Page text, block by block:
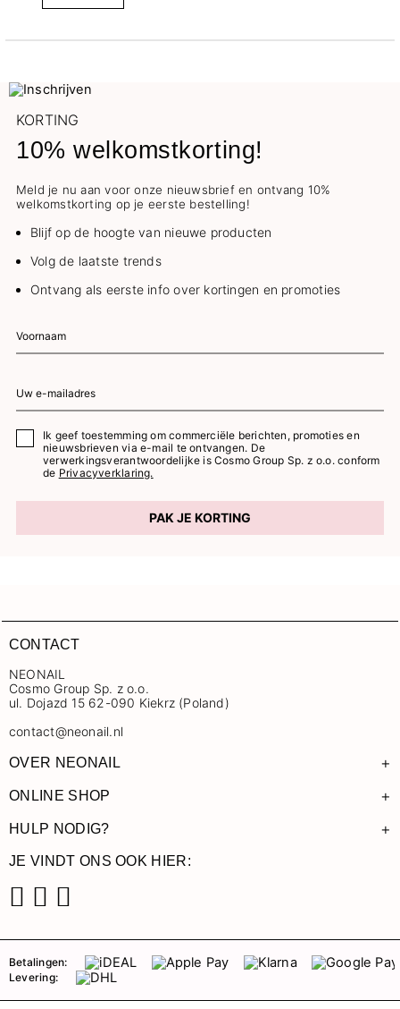
KORTING
10% welkomstkorting!
Meld je nu aan voor onze nieuwsbrief en ontvang 10%
welkomstkorting op je eerste bestelling!
Blijf op de hoogte van nieuwe producten
Volg de laatste trends
Ontvang als eerste info over kortingen en promoties
Ik geef toestemming om commerciële berichten, promoties en
nieuwsbrieven via e-mail te ontvangen. De
verwerkingsverantwoordelijke is Cosmo Group Sp. z o.o. conform
de Privacyverklaring.
PAK JE KORTING
CONTACT
NEONAIL
Cosmo Group Sp. z o.o.
ul. Dojazd 15 62-090 Kiekrz (Poland)
contact@neonail.nl
OVER NEONAIL +
ONLINE SHOP +
HULP NODIG? +
JE VINDT ONS OOK HIER:
Betalingen:
Levering: